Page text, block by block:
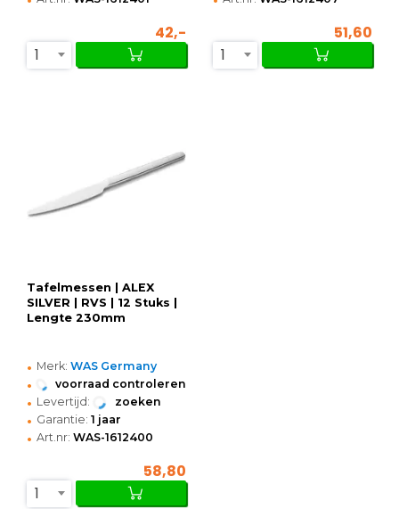
42,-
1
51,60
1
Tafelmessen | ALEX
SILVER | RVS | 12 Stuks |
Lengte 230mm
• Merk: WAS Germany
• voorraad controleren
• Levertijd: zoeken
• Garantie: 1 jaar
• Art.nr: WAS-1612400
58,80
1